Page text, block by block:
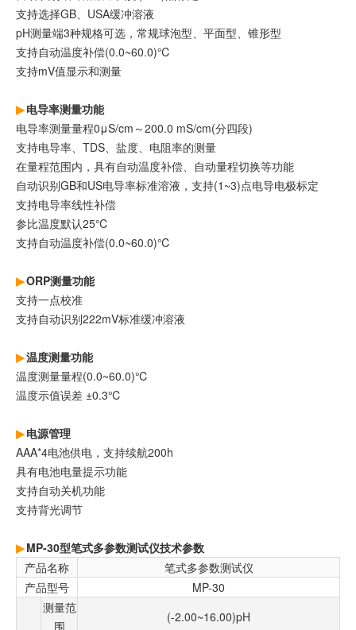
支持选择GB、USA缓冲溶液
pH测量端3种规格可选，常规球泡型、平面型、锥形型
支持自动温度补偿(0.0~60.0)℃
支持mV值显示和测量
电导率测量功能
电导率测量量程0μS/cm～200.0 mS/cm(分四段)
支持电导率、TDS、盐度、电阻率的测量
在量程范围内，具有自动温度补偿、自动量程切换等功能
自动识别GB和US电导率标准溶液，支持(1~3)点电导电极标定
支持电导率线性补偿
参比温度默认25℃
支持自动温度补偿(0.0~60.0)℃
ORP测量功能
支持一点校准
支持自动识别222mV标准缓冲溶液
温度测量功能
温度测量量程(0.0~60.0)℃
温度示值误差 ±0.3℃
电源管理
AAA*4电池供电，支持续航200h
具有电池电量提示功能
支持自动关机功能
支持背光调节
MP-30型笔式多参数测试仪技术参数
产品名称
笔式多参数测试仪
产品型号
MP-30
测量范
围
(-2.00~16.00)pH